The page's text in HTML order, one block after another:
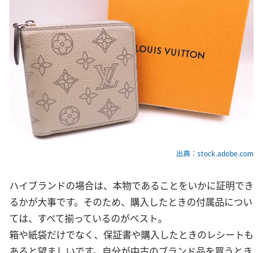
出典：stock.adobe.com
ハイブランドの場合は、本物であることをいかに証明でき
るかが大事です。そのため、購入したときの付属品につい
ては、すべて揃っているのがベスト。
箱や紙袋だけでなく、保証書や購入したときのレシートも